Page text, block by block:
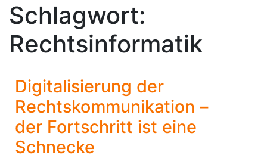
Schlagwort:
Rechtsinformatik
Digitalisierung der
Rechtskommunikation –
der Fortschritt ist eine
Schnecke